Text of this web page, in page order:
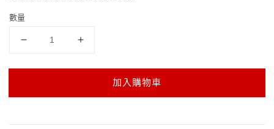
數量
加入購物車